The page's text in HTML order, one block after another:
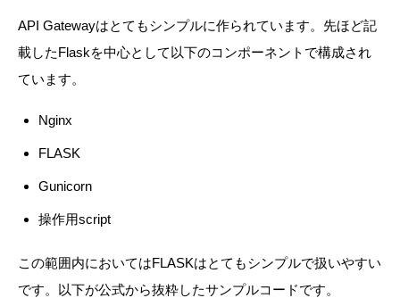
API Gatewayはとてもシンプルに作られています。先ほど記
載したFlaskを中心として以下のコンポーネントで構成され
ています。
Nginx
FLASK
Gunicorn
操作用script
この範囲内においてはFLASKはとてもシンプルで扱いやすい
です。以下が公式から抜粋したサンプルコードです。